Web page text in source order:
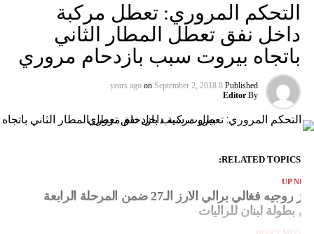
التحكم المروري: تعطل مركبة
داخل نفق تعطل المطار الثاني
باتجاه بيروت سبب بازدحام مروري
Published
8 years ago
on September 2, 2018
By
Editor
RELATED TOPICS:
UP
فوز روجيه فغالي برالي الارز الـ27 ضمن المرحلة الرابعة
بطولة لبنان للراليات